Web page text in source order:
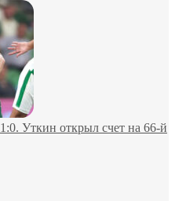
Уткин открыл счет на 66‑й